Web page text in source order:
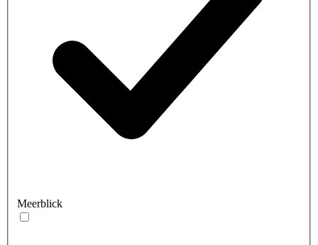
Meerblick